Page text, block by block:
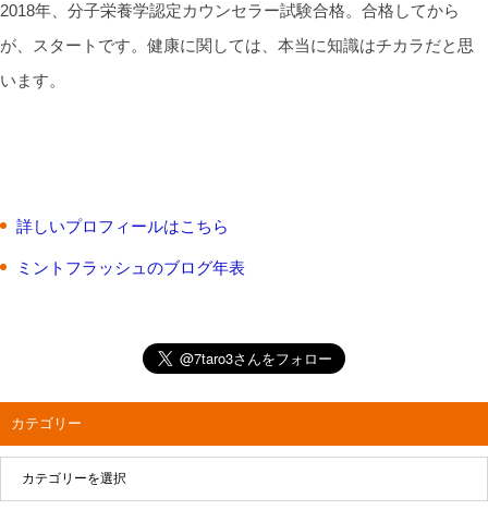
2018年、分子栄養学認定カウンセラー試験合格。合格してから
が、スタートです。健康に関しては、本当に知識はチカラだと思
います。
詳しいプロフィールはこちら
ミントフラッシュのブログ年表
カテゴリー